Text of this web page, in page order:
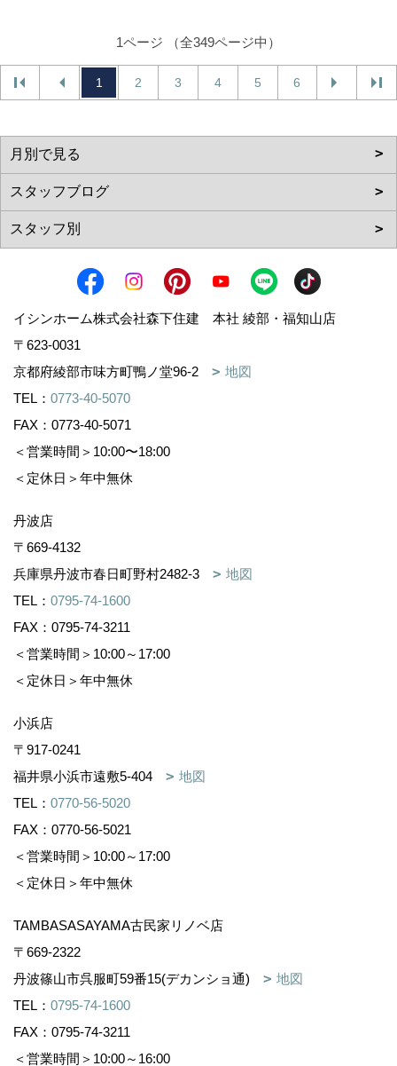
1ページ （全349ページ中）
1 2 3 4 5 6
イシンホーム株式会社森下住建 本社 綾部・福知山店
〒623-0031
京都府綾部市味方町鴨ノ堂96-2
地図
TEL： 0773-40-5070
FAX：0773-40-5071
＜営業時間＞10:00〜18:00
＜定休日＞年中無休
丹波店
〒669-4132
兵庫県丹波市春日町野村2482-3
地図
TEL： 0795-74-1600
FAX：0795-74-3211
＜営業時間＞10:00～17:00
＜定休日＞年中無休
小浜店
〒917-0241
福井県小浜市遠敷5-404
地図
TEL： 0770-56-5020
FAX：0770-56-5021
＜営業時間＞10:00～17:00
＜定休日＞年中無休
TAMBASASAYAMA古民家リノベ店
〒669-2322
丹波篠山市呉服町59番15(デカンショ通)
地図
TEL： 0795-74-1600
FAX：0795-74-3211
＜営業時間＞10:00～16:00